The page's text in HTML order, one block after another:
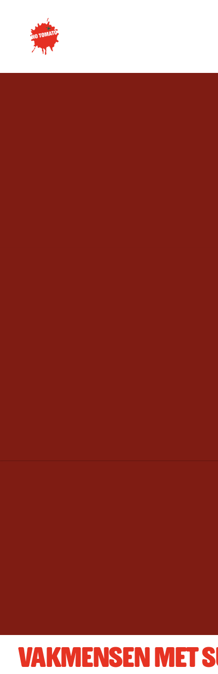
VAKMENSEN MET